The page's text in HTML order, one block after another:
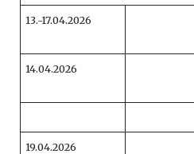
13.-17.04.2026
14.04.2026
19.04.2026